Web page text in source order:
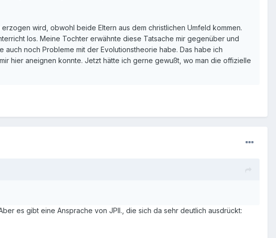
wird, obwohl beide Eltern aus dem christlichen Umfeld kommen.
los. Meine Tochter erwähnte diese Tatsache mir gegenüber und
noch Probleme mit der Evolutionstheorie habe. Das habe ich
hier aneignen konnte. Jetzt hätte ich gerne gewußt, wo man die offizielle
es gibt eine Ansprache von JPII., die sich da sehr deutlich ausdrückt: